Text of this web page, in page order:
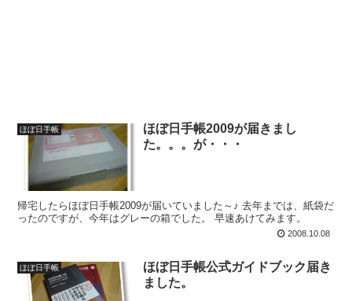
ほぼ日手帳
ほぼ日手帳2009が届きまし
た。。。が・・・
帰宅したらほぼ日手帳2009が届いていました～♪ 去年までは、紙袋だ
ったのですが、今年はグレーの箱でした。 早速あけてみます。
2008.10.08
ほぼ日手帳
ほぼ日手帳公式ガイドブック届き
ました。